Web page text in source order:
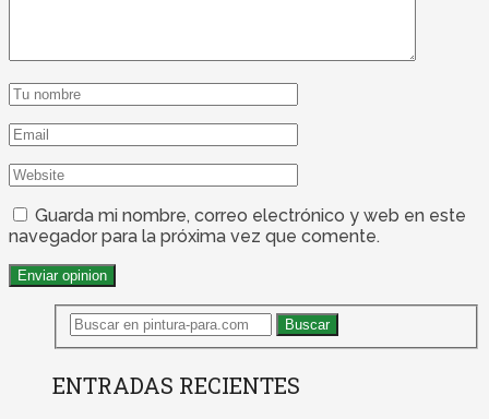
Guarda mi nombre, correo electrónico y web en este
navegador para la próxima vez que comente.
ENTRADAS RECIENTES